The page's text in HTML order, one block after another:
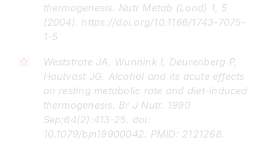
thermogenesis. Nutr Metab (Lond) 1, 5
(2004). https://doi.org/10.1186/1743-7075-
1-5
Weststrate JA, Wunnink I, Deurenberg P,
Hautvast JG. Alcohol and its acute effects
on resting metabolic rate and diet-induced
thermogenesis. Br J Nutr. 1990
Sep;64(2):413-25. doi:
10.1079/bjn19900042. PMID: 2121268.